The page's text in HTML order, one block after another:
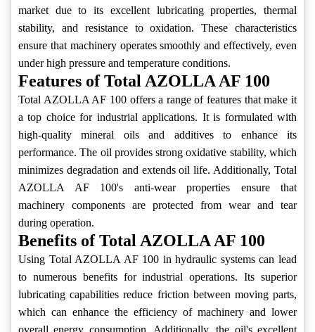
market due to its excellent lubricating properties, thermal
stability, and resistance to oxidation. These characteristics
ensure that machinery operates smoothly and effectively, even
under high pressure and temperature conditions.
Features of Total AZOLLA AF 100
Total AZOLLA AF 100 offers a range of features that make it
a top choice for industrial applications. It is formulated with
high-quality mineral oils and additives to enhance its
performance. The oil provides strong oxidative stability, which
minimizes degradation and extends oil life. Additionally, Total
AZOLLA AF 100's anti-wear properties ensure that
machinery components are protected from wear and tear
during operation.
Benefits of Total AZOLLA AF 100
Using Total AZOLLA AF 100 in hydraulic systems can lead
to numerous benefits for industrial operations. Its superior
lubricating capabilities reduce friction between moving parts,
which can enhance the efficiency of machinery and lower